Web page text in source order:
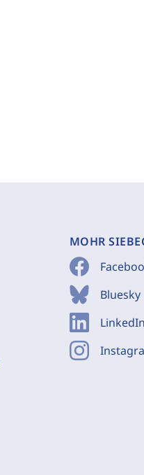
MOHR
Bluesky
LinkedIn